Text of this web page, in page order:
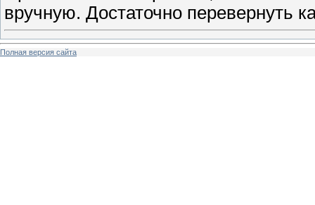
вручную. Достаточно перевернуть
Полная версия сайта